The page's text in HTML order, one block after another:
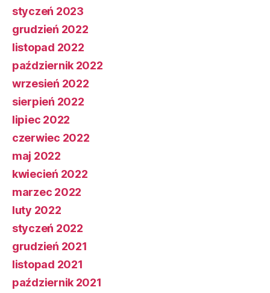
styczeń 2023
grudzień 2022
listopad 2022
październik 2022
wrzesień 2022
sierpień 2022
lipiec 2022
czerwiec 2022
maj 2022
kwiecień 2022
marzec 2022
luty 2022
styczeń 2022
grudzień 2021
listopad 2021
październik 2021